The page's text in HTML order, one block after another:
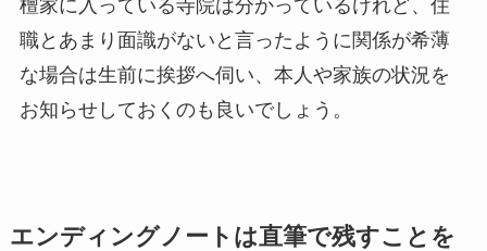
檀家に入っている寺院は分かっているけれど、住
職とあまり面識がないと言ったように関係が希薄
な場合は生前に挨拶へ伺い、本人や家族の状況を
お知らせしておくのも良いでしょう。
エンディングノートは​直筆で​残す​ことを​